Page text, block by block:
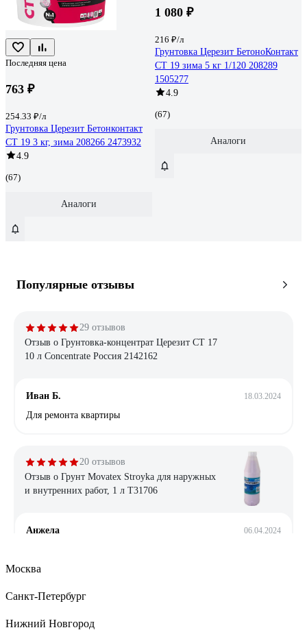
Последняя цена
763 ₽
254.33 ₽/л
Грунтовка Церезит Бетонконтакт
CT 19 3 кг, зима 208266 2473932
4.9
(67)
Аналоги
1 080 ₽
216 ₽/л
Грунтовка Церезит БетоноКонтакт
CT 19 зима 5 кг 1/120 208289
1505277
4.9
(67)
Аналоги
Популярные отзывы
29 отзывов
Отзыв о Грунтовка-концентрат Церезит CT 17
10 л Concentrate Россия 2142162
Иван Б. 18.03.2024
Для ремонта квартиры
20 отзывов
Отзыв о Грунт Movatex Stroyka для наружных
и внутренних работ, 1 л Т31706
Анжела 06.04.2024
старой побелке на потолке. Так же этой грунтовкой
покрывала поверхность окрашенную давно масляной
краской и красила акриловой краской.
Москва
Санкт-Петербург
Нижний Новгород